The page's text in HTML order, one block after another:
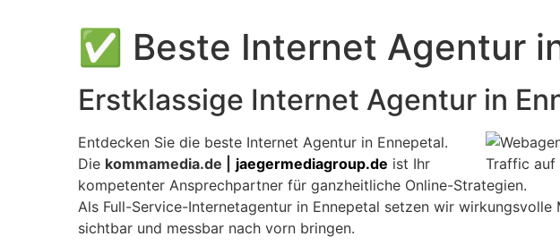
✅ Beste Internet Agentur
Erstklassige Internet Agentur in
Entdecken Sie die beste Internet Agentur in Ennepetal.
Die kommamedia.de | jaegermediagroup.de ist Ihr
kompetenter Ansprechpartner für ganzheitliche Online-Strategien.
Als Full-Service-Internetagentur in Ennepetal setzen wir wirkungsvolle
sichtbar und messbar nach vorn bringen.